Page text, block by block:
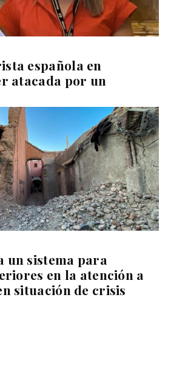
española en
atacada por un
un sistema para
en la atención a
situación de crisis